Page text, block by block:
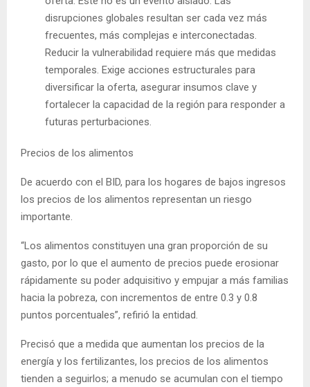
disrupciones globales resultan ser cada vez más
frecuentes, más complejas e interconectadas.
Reducir la vulnerabilidad requiere más que medidas
temporales. Exige acciones estructurales para
diversificar la oferta, asegurar insumos clave y
fortalecer la capacidad de la región para responder a
futuras perturbaciones.
Precios de los alimentos
De acuerdo con el BID, para los hogares de bajos ingresos
los precios de los alimentos representan un riesgo
importante.
“Los alimentos constituyen una gran proporción de su
gasto, por lo que el aumento de precios puede erosionar
rápidamente su poder adquisitivo y empujar a más familias
hacia la pobreza, con incrementos de entre 0.3 y 0.8
puntos porcentuales”, refirió la entidad.
Precisó que a medida que aumentan los precios de la
energía y los fertilizantes, los precios de los alimentos
tienden a seguirlos; a menudo se acumulan con el tiempo